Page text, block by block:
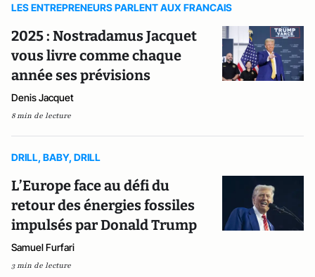
LES ENTREPRENEURS PARLENT AUX FRANCAIS
2025 : Nostradamus Jacquet
vous livre comme chaque
année ses prévisions
Denis Jacquet
8 min de lecture
DRILL, BABY, DRILL
L’Europe face au défi du
retour des énergies fossiles
impulsés par Donald Trump
Samuel Furfari
3 min de lecture